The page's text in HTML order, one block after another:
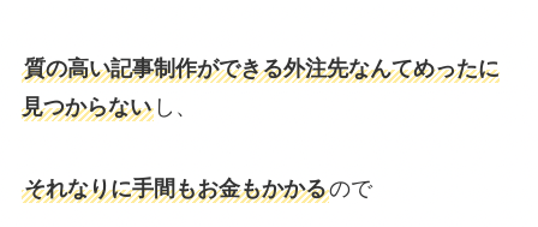
質の高い記事制作ができる外注先なんてめったに
見つからないし、
それなりに手間もお金もかかるので